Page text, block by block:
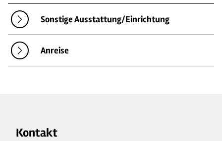
Sonstige Ausstattung/Einrichtung
Anreise
Kontakt